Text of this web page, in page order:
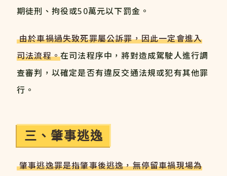
期徒刑、拘役或50萬元以下罰金。
由於車禍過失致死罪屬公訴罪，因此一定會進入
司法流程。在司法程序中，將對造成駕駛人進行調
查審判，以確定是否有違反交通法規或犯有其他罪
行。
三、肇事逃逸
肇事逃逸罪是指肇事後逃逸，無停留車禍現場為